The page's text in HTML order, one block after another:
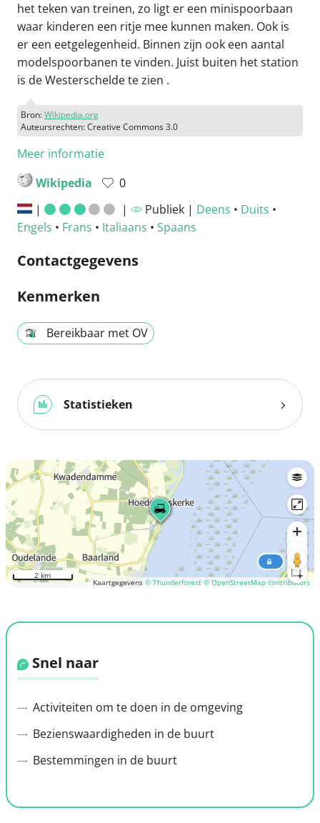
het teken van treinen, zo ligt er een minispoorbaan
waar kinderen een ritje mee kunnen maken. Ook is
er een eetgelegenheid. Binnen zijn ook een aantal
modelspoorbanen te vinden. Juist buiten het station
is de Westerschelde te zien .
Bron:Wikipedia.org
Auteursrechten: Creative Commons 3.0
Meer informatie
Wikipedia
0
|
| Publiek | Deens • Duits •
Engels • Frans • Italiaans • Spaans
Contactgegevens
Kenmerken
Bereikbaar met OV
Statistieken
Kaartgegevens © Thunderforest © OpenStreetMap contributors
2 km
Snel naar
Activiteiten om te doen in de omgeving
Bezienswaardigheden in de buurt
Bestemmingen in de buurt